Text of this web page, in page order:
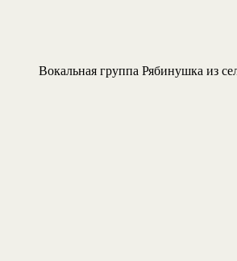
Вокальная группа Рябинушка из